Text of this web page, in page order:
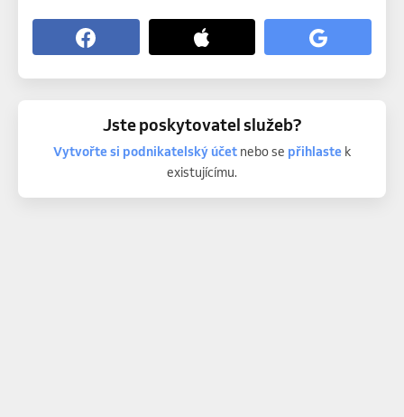
Jste poskytovatel služeb?
Vytvořte si podnikatelský účetnebo se přihlastek
existujícímu.